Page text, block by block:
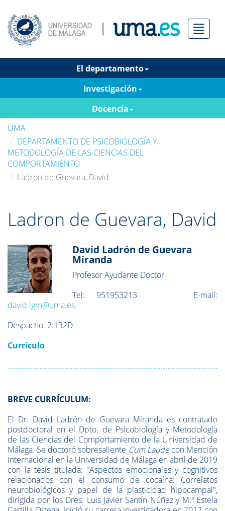
Menú
El departamento
Investigación
Docencia
UMA
DEPARTAMENTO DE PSICOBIOLOGÍA Y
METODOLOGÍA DE LAS CIENCIAS DEL
COMPORTAMIENTO
Ladron de Guevara, David
Ladron de Guevara, David
David Ladrón de Guevara
Miranda
Profesor Ayudante Doctor
Tel: 951953213 E-mail:
david.lgm@uma.es
Despacho: 2.132D
Currículo
BREVE CURRÍCULUM:
El Dr. David Ladrón de Guevara Miranda es contratado
postdoctoral en el Dpto. de Psicobiología y Metodología
de las Ciencias del Comportamiento de la Universidad de
Málaga. Se doctoró sobresaliente Cum Laudecon Mención
Internacional en la Universidad de Málaga en abril de 2019
con la tesis titulada: "Aspectos emocionales y cognitivos
relacionados con el consumo de cocaína: Correlatos
neurobiológicos y papel de la plasticidad hipocampal",
dirigida por los Dres. Luis Javier Santín Núñez y M.ª Estela